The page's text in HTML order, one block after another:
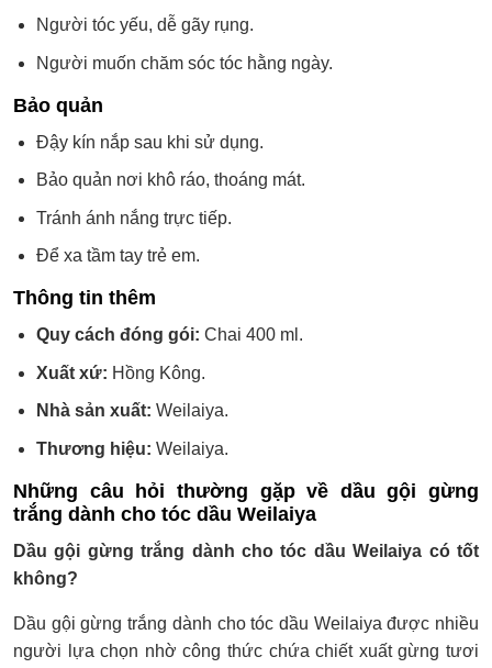
Người tóc yếu, dễ gãy rụng.
Người muốn chăm sóc tóc hằng ngày.
Bảo quản
Đậy kín nắp sau khi sử dụng.
Bảo quản nơi khô ráo, thoáng mát.
Tránh ánh nắng trực tiếp.
Để xa tầm tay trẻ em.
Thông tin thêm
Quy cách đóng gói: Chai 400 ml.
Xuất xứ: Hồng Kông.
Nhà sản xuất: Weilaiya.
Thương hiệu: Weilaiya.
Những câu hỏi thường gặp về dầu gội gừng
trắng dành cho tóc dầu Weilaiya
Dầu gội gừng trắng dành cho tóc dầu Weilaiya có tốt
không?
Dầu gội gừng trắng dành cho tóc dầu Weilaiya được nhiều
người lựa chọn nhờ công thức chứa chiết xuất gừng tươi